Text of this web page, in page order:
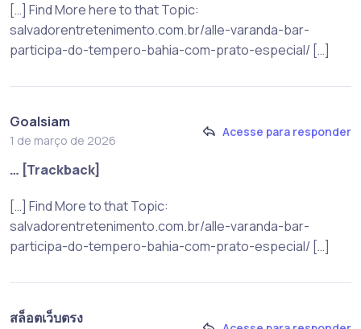
[…] Find More here to that Topic:
salvadorentretenimento.com.br/alle-varanda-bar-
participa-do-tempero-bahia-com-prato-especial/ […]
Goalsiam
1 de março de 2026
Acesse para responder
… [Trackback]
[…] Find More to that Topic:
salvadorentretenimento.com.br/alle-varanda-bar-
participa-do-tempero-bahia-com-prato-especial/ […]
สล็อตเว็บตรง